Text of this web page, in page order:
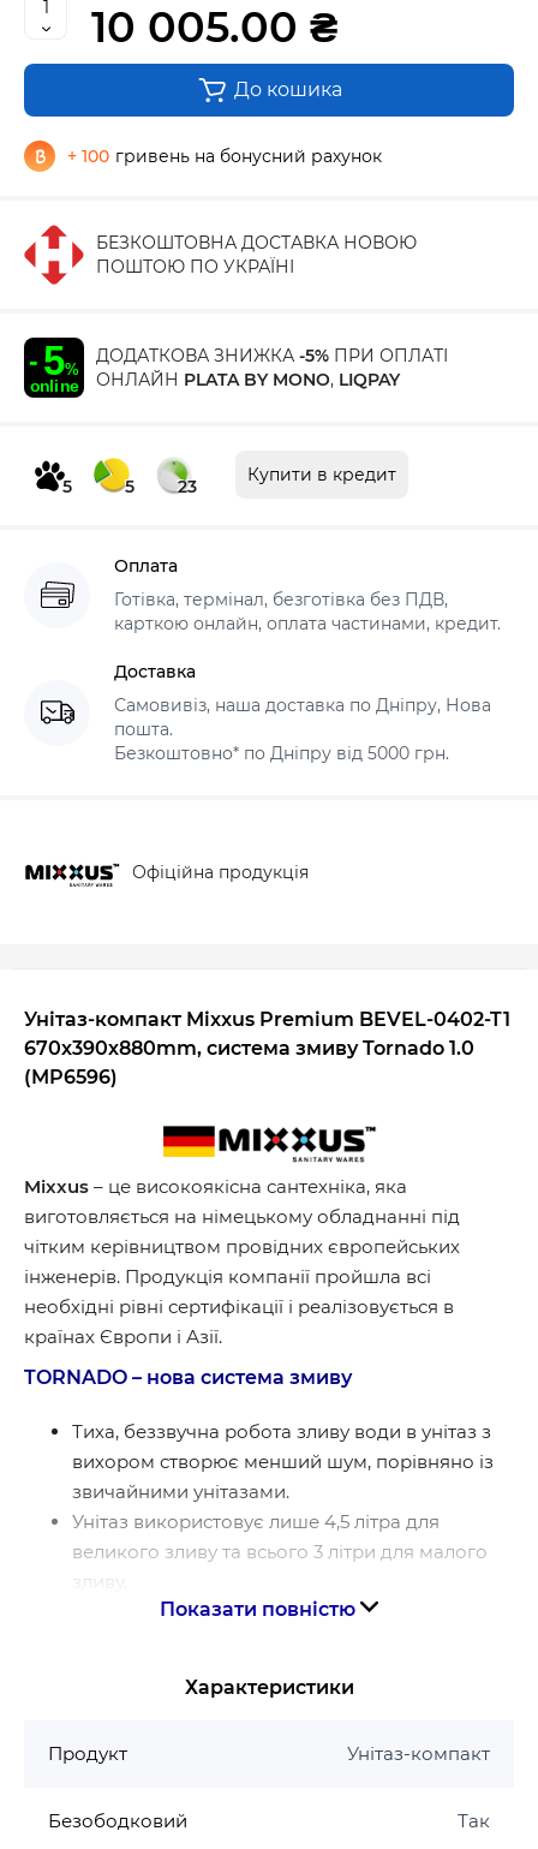
10 005.00 ₴
До кошика
+ 100 гривень на бонусний рахунок
БЕЗКОШТОВНА ДОСТАВКА НОВОЮ
ПОШТОЮ ПО УКРАЇНІ
ДОДАТКОВА ЗНИЖКА -5% ПРИ ОПЛАТІ
ОНЛАЙН PLATA BY MONO, LIQPAY
5 5 23
Купити в кредит
Оплата
Готівка, термінал, безготівка без ПДВ,
карткою онлайн, оплата частинами, кредит.
Доставка
Самовивіз, наша доставка по Дніпру, Нова
пошта.
Безкоштовно* по Дніпру від 5000 грн.
Офіційна продукція
Унітаз-компакт Mixxus Premium BEVEL-0402-T1
670х390х880mm, система змиву Tornado 1.0
(MP6596)
Mixxus – це високоякісна сантехніка, яка
виготовляється на німецькому обладнанні під
чітким керівництвом провідних європейських
інженерів. Продукція компанії пройшла всі
необхідні рівні сертифікації і реалізовується в
країнах Європи і Азії.
TORNADO – нова система змиву
Тиха, беззвучна робота зливу води в унітаз з
вихором створює менший шум, порівняно із
звичайними унітазами.
Унітаз використовує лише 4,5 літра для
великого зливу та всього 3 літри для малого
зливу.
Унікальний дизайн змиву. У чаші конічної
Відсутність бризок. Контрольоване
та забезпечує очищення майже всієї
Чаша не має обідка, а також прихованих
Показати повністю
Характеристики
Продукт Унітаз-компакт
Безободковий Так